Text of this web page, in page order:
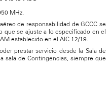
MHz.
de responsabilidad de GCCC se
que se ajuste a lo especificado en el
establecido en el AIC 12/19.
prestar servicio desde la Sala de
sala de Contingencias, siempre que